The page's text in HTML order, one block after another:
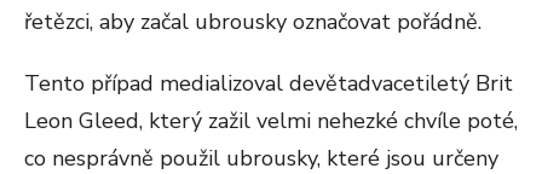
řetězci, aby začal ubrousky označovat pořádně.
Tento případ medializoval devětadvacetiletý Brit
Leon Gleed, který zažil velmi nehezké chvíle poté,
co nesprávně použil ubrousky, které jsou určeny